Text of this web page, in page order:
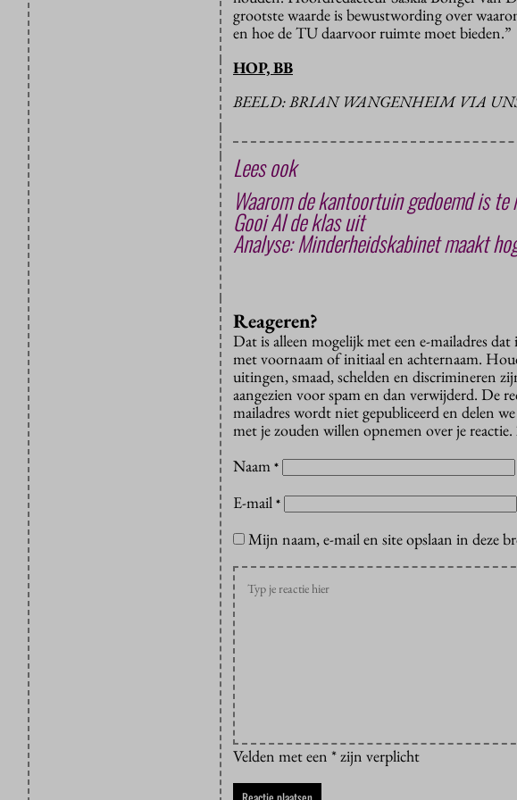
grootste waarde is bewustwording over
en hoe de TU daarvoor ruimte moet bieden.”
HOP, BB
BEELD: BRIAN WANGENHEIM VIA
Lees ook
Waarom de kantoortuin gedoemd is
Gooi AI de klas uit
Analyse: Minderheidskabinet maakt
Reageren?
Dat is alleen mogelijk met een e-mailadres
met voornaam of initiaal en achternaam.
uitingen, smaad, schelden en discrimineren
aangezien voor spam en dan verwijderd. De
mailadres wordt niet gepubliceerd en delen
met je zouden willen opnemen over je
Naam *
E-mail *
Mijn naam, e-mail en site opslaan in deze
Velden met een * zijn verplicht